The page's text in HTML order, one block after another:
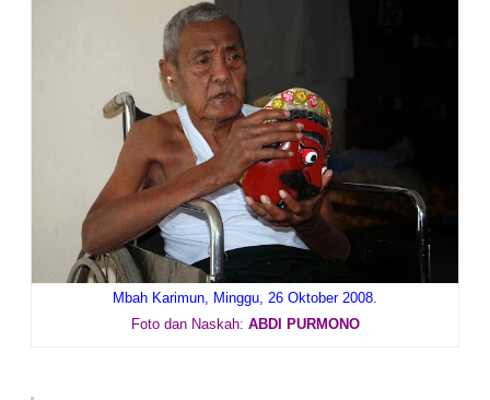
Mbah Karimun, Minggu, 26 Oktober 2008.
Foto dan Naskah: ABDI PURMONO